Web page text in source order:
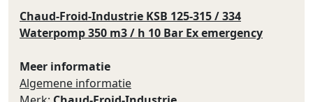
Chaud-Froid-Industrie KSB 125-315 / 334
Waterpomp 350 m3 / h 10 Bar Ex emergency
Meer informatie
Algemene informatie